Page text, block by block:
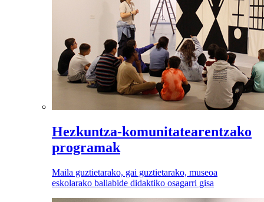
Hezkuntza-komunitatearentzako
programak
Maila guztietarako, gai guztietarako, museoa
eskolarako baliabide didaktiko osagarri gisa